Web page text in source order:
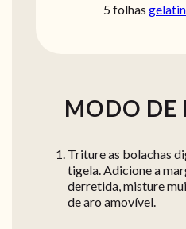
5 folhas
MODO DE
Triture as bolachas
tigela. Adicione a
derretida, misture
de aro amovível.